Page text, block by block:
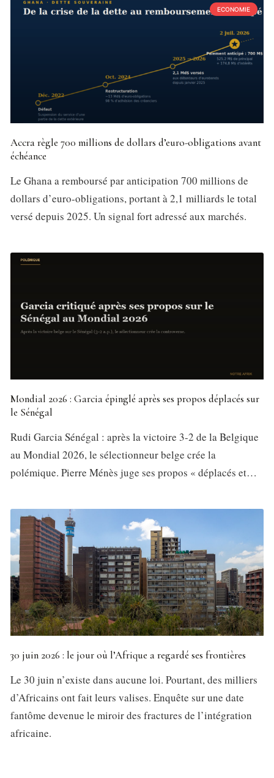
ECONOMIE
Accra règle 700 millions de dollars d’euro-obligations avant
échéance
Le Ghana a remboursé par anticipation 700 millions de
dollars d’euro-obligations, portant à 2,1 milliards le total
versé depuis 2025. Un signal fort adressé aux marchés.
Mondial 2026 : Garcia épinglé après ses propos déplacés sur
le Sénégal
Rudi Garcia Sénégal : après la victoire 3-2 de la Belgique
au Mondial 2026, le sélectionneur belge crée la
polémique. Pierre Ménès juge ses propos « déplacés et…
30 juin 2026 : le jour où l’Afrique a regardé ses frontières
Le 30 juin n’existe dans aucune loi. Pourtant, des milliers
d’Africains ont fait leurs valises. Enquête sur une date
fantôme devenue le miroir des fractures de l’intégration
africaine.